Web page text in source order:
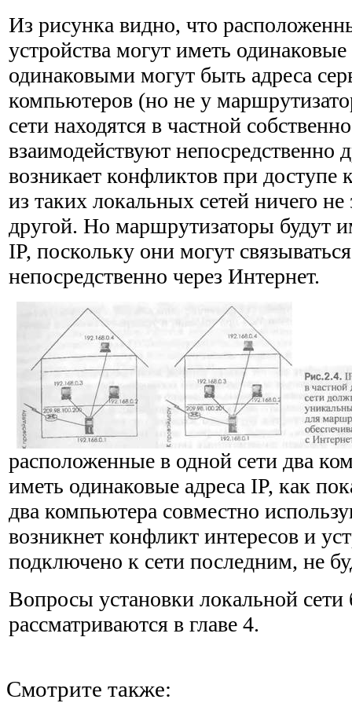
Из рисунка видно, что
устройства могут иметь
одинаковыми могут быть адреса
компьютеров (но не у
сети находятся в частной
взаимодействуют непосредственно
возника­ет конфликтов при доступе
из таких локальных сетей ничего
другой. Но маршрутизаторы будут
IP, поскольку они могут
непосредст­венно через Интернет.
расположенные в одной сети два
иметь одинако­вые адреса IP, как
два компьютера совместно
возникнет конфликт интересов и
подключено к сети последним, не
Вопросы установки локальной сети
рассматриваются в главе 4.
Смотрите также: